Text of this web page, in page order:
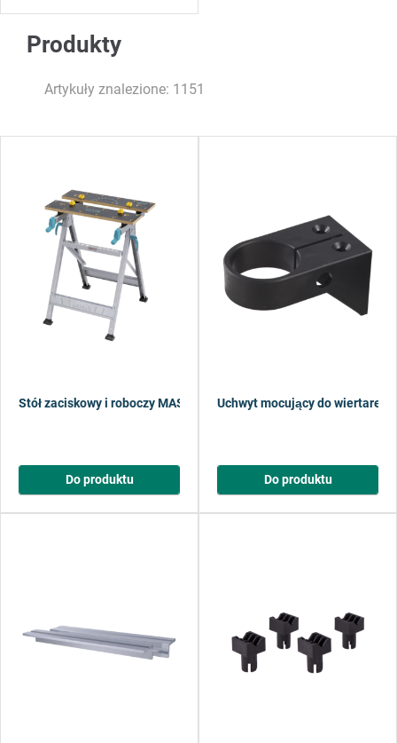
Produkty
Artykuły znalezione: 1151
Stół zaciskowy i roboczy MASTER 200
Do produktu
Uchwyt mocujący do wiertarek
Do produktu